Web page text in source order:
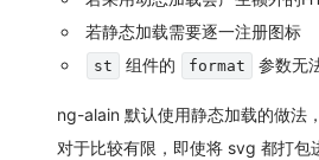
若静态加载需要逐一注册图标
st 组件的 format 参数无
ng-alain 默认使用静态加载的做法
对于比较有限，即使将 svg 都打包